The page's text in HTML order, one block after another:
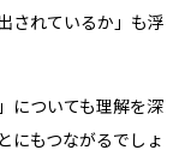
されているか」も浮
についても理解を深
にもつながるでしょ